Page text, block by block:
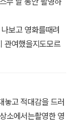
보고 영화를때려
관여했을지도모르
놓고 적대감을 드러
소에서는촬영한 영